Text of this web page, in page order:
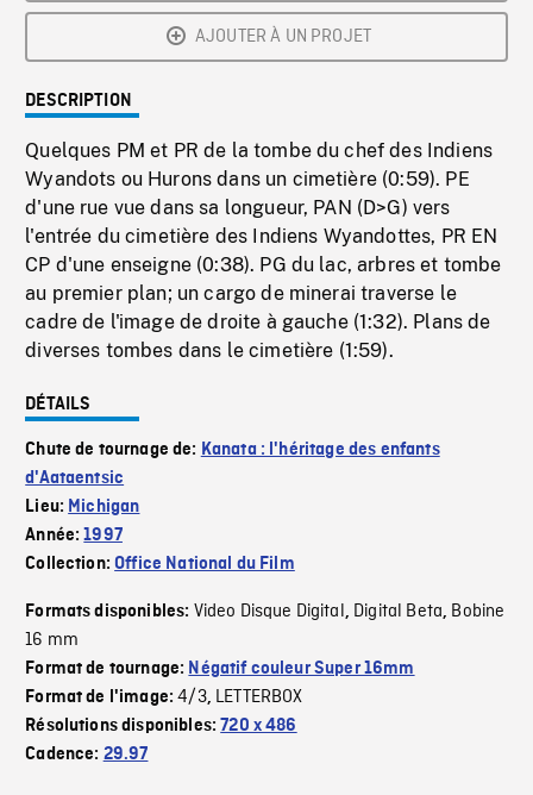
AJOUTER À UN PROJET
DESCRIPTION
Quelques PM et PR de la tombe du chef des Indiens
Wyandots ou Hurons dans un cimetière (0:59). PE
d'une rue vue dans sa longueur, PAN (D>G) vers
l'entrée du cimetière des Indiens Wyandottes, PR EN
CP d'une enseigne (0:38). PG du lac, arbres et tombe
au premier plan; un cargo de minerai traverse le
cadre de l'image de droite à gauche (1:32). Plans de
diverses tombes dans le cimetière (1:59).
DÉTAILS
Chute de tournage de: Kanata : l'héritage des enfants
d'Aataentsic
Lieu: Michigan
Année:1997
Collection:Office National du Film
Formats disponibles: Video Disque Digital, Digital Beta, Bobine
16 mm
Format de tournage: Négatif couleur Super 16mm
Format de l'image:4/3, LETTERBOX
Résolutions disponibles:720 x 486
Cadence: 29.97